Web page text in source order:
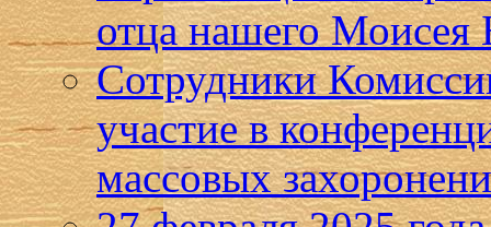
отца нашего Моисея
Сотрудники
участие в
массовых